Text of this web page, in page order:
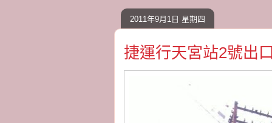
2011年9月1日 星期四
捷運行天宮站2號出